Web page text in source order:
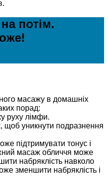
потім.
масажу в домашніх
порад:
руху лімфи.
щоб уникнути подразнення
підтримувати тонус і
масаж обличчя може
набряклість навколо
зменшити набряклість і